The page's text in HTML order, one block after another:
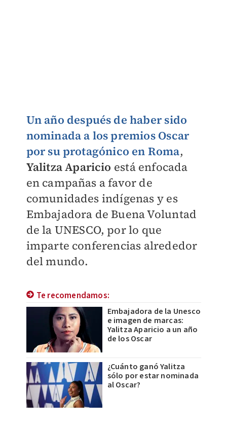
Un año después de haber sido
nominada a los premiosOscar
por su protagónico en Roma,
Yalitza Aparicio está enfocada
en campañas a favor de
comunidades indígenas y es
Embajadora de Buena Voluntad
de la UNESCO, por lo que
imparte conferencias alrededor
del mundo.
Te recomendamos:
Embajadora de la Unesco
e imagen de marcas:
Yalitza Aparicio a un año
de los Oscar
¿Cuánto ganó Yalitza
sólo por estar nominada
al Oscar?